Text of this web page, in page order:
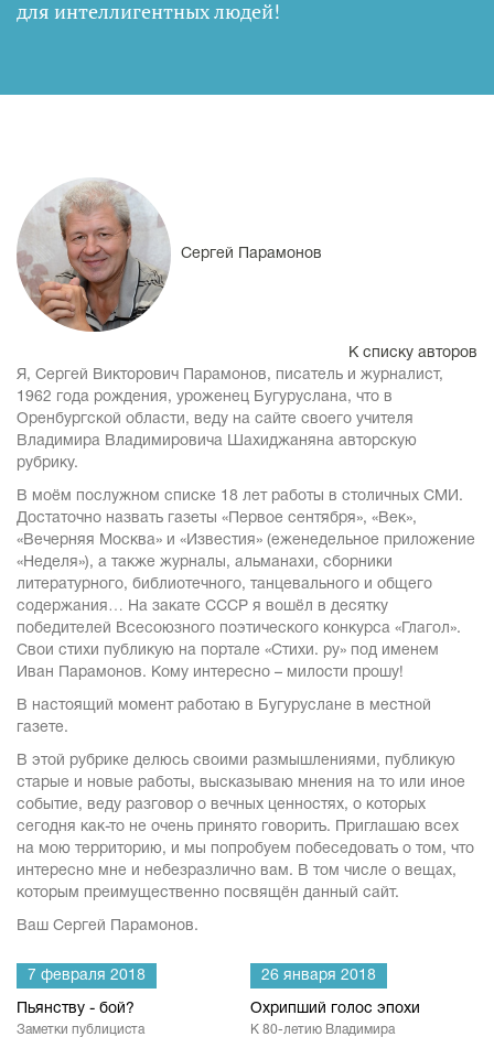
для интеллигентных людей!
Сергей Парамонов
К списку авторов
Я, Сергей Викторович Парамонов, писатель и журналист,
1962 года рождения, уроженец Бугуруслана, что в
Оренбургской области, веду на сайте своего учителя
Владимира Владимировича Шахиджаняна авторскую
рубрику.
В моём послужном списке 18 лет работы в столичных СМИ.
Достаточно назвать газеты «Первое сентября», «Век»,
«Вечерняя Москва» и «Известия» (еженедельное приложение
«Неделя»), а также журналы, альманахи, сборники
литературного, библиотечного, танцевального и общего
содержания… На закате СССР я вошёл в десятку
победителей Всесоюзного поэтического конкурса «Глагол».
Свои стихи публикую на портале «Стихи. ру» под именем
Иван Парамонов. Кому интересно – милости прошу!
В настоящий момент работаю в Бугуруслане в местной
газете.
В этой рубрике делюсь своими размышлениями, публикую
старые и новые работы, высказываю мнения на то или иное
событие, веду разговор о вечных ценностях, о которых
сегодня как-то не очень принято говорить. Приглашаю всех
на мою территорию, и мы попробуем побеседовать о том, что
интересно мне и небезразлично вам. В том числе о вещах,
которым преимущественно посвящён данный сайт.
Ваш Сергей Парамонов.
7 февраля 2018
Пьянству - бой?
Заметки публициста
26 января 2018
Охрипший голос эпохи
К 80-летию Владимира